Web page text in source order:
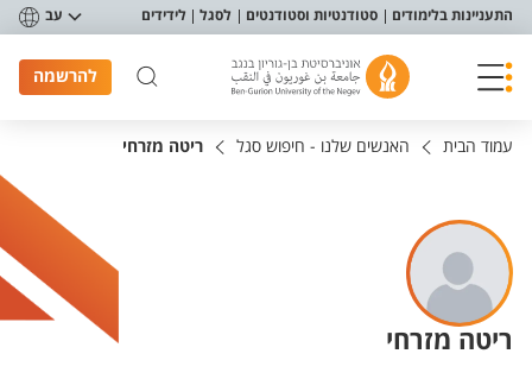
תפריט נגישות
התעניינות בלימודים סטודנטיות וסטודנטים לסגל לידידים עב
להרשמה
עמוד הבית האנשים שלנו - חיפוש סגל ריטה מזרחי
ריטה מזרחי